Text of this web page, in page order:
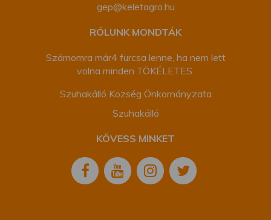
gep@keletagro.hu
RÓLUNK MONDTÁK
Számomra már4 furcsa lenne, ha nem lett
volna minden TÖKÉLETES.
Szuhakálló Község Önkornányzata
Szuhakálló
KÖVESS MINKET